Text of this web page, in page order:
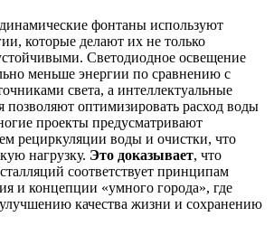
фонтаны используют
которые делают их не только
Светодиодное освещение
меньше энергии по сравнению с
света, а интеллектуальные
позволяют оптимизировать расход воды
проекты предусматривают
рециркуляции воды и очистки, что
нагрузку. Это доказывает, что
соответствует принципам
и концепции «умного города», где
качества жизни и сохранению